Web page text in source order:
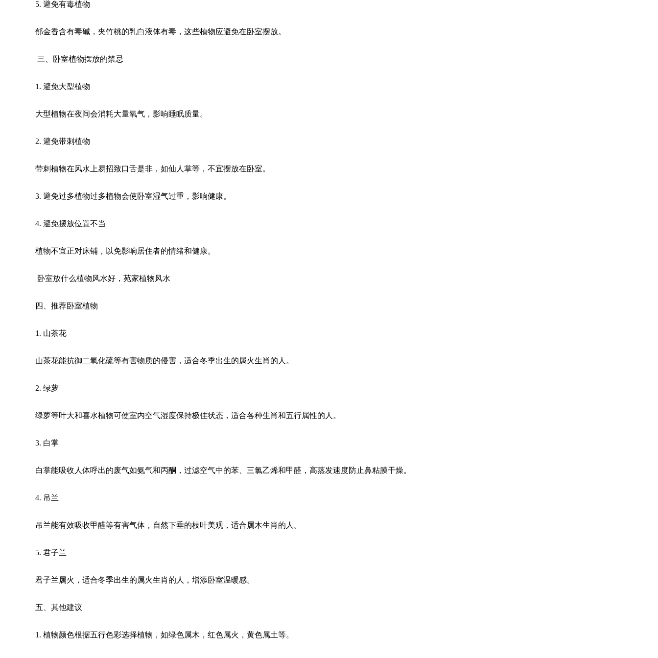
5. 避免有毒植物
郁金香含有毒碱，夹竹桃的乳白液体有毒，这些植物应避免在卧室摆放。
三、卧室植物摆放的禁忌
1. 避免大型植物
大型植物在夜间会消耗大量氧气，影响睡眠质量。
2. 避免带刺植物
带刺植物在风水上易招致口舌是非，如仙人掌等，不宜摆放在卧室。
3. 避免过多植物过多植物会使卧室湿气过重，影响健康。
4. 避免摆放位置不当
植物不宜正对床铺，以免影响居住者的情绪和健康。
卧室放什么植物风水好，苑家植物风水
四、推荐卧室植物
1. 山茶花
山茶花能抗御二氧化硫等有害物质的侵害，适合冬季出生的属火生肖的人。
2. 绿萝
绿萝等叶大和喜水植物可使室内空气湿度保持极佳状态，适合各种生肖和五行属性的人。
3. 白掌
白掌能吸收人体呼出的废气如氨气和丙酮，过滤空气中的苯、三氯乙烯和甲醛，高蒸发速度防止鼻粘膜干燥。
4. 吊兰
吊兰能有效吸收甲醛等有害气体，自然下垂的枝叶美观，适合属木生肖的人。
5. 君子兰
君子兰属火，适合冬季出生的属火生肖的人，增添卧室温暖感。
五、其他建议
1. 植物颜色根据五行色彩选择植物，如绿色属木，红色属火，黄色属土等。